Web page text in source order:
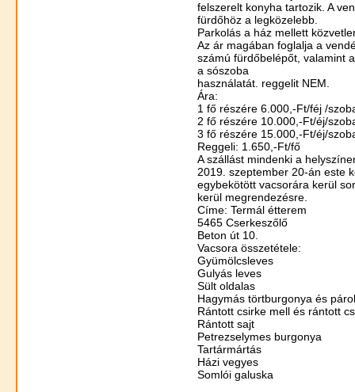
felszerelt konyha tartozik. A
fürdőhöz a legközelebb.
Parkolás a ház mellett
Az ár magában foglalja a
számú fürdőbelépőt, valamint
a sószoba
használatát. reggelit NEM.
Ára:
1 fő részére 6.000,-Ft/féj /
2 fő részére 10.000,-Ft/éj/
3 fő részére 15.000,-Ft/éj/
Reggeli: 1.650,-Ft/fő
A szállást mindenki a
2019. szeptember 20-án este
egybekötött vacsorára kerül
kerül megrendezésre.
Címe: Termál étterem
5465 Cserkeszőlő
Beton út 10.
Vacsora összetétele:
Gyümölcsleves
Gulyás leves
Sült oldalas
Hagymás törtburgonya és
Rántott csirke mell és rántott
Rántott sajt
Petrezselymes burgonya
Tartármártás
Házi vegyes
Somlói galuska